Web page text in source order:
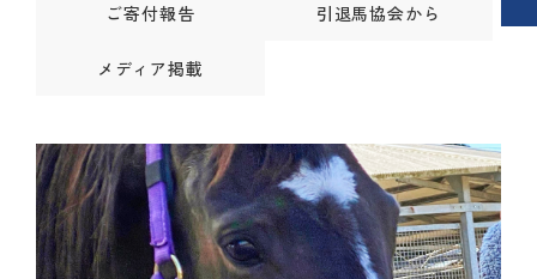
ご寄付報告 引退馬協会から
メディア掲載